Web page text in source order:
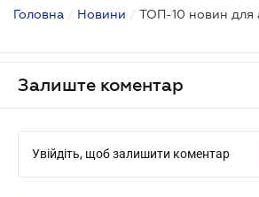
Головна / Новини / ТОП-10 новин для
Залиште коментар
Увійдіть, щоб залишити коментар